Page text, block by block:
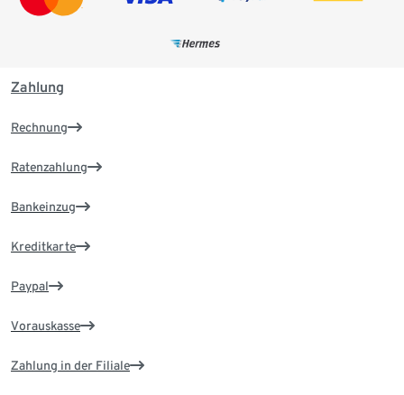
Zahlung
Rechnung
Ratenzahlung
Bankeinzug
Kreditkarte
Paypal
Vorauskasse
Zahlung in der Filiale